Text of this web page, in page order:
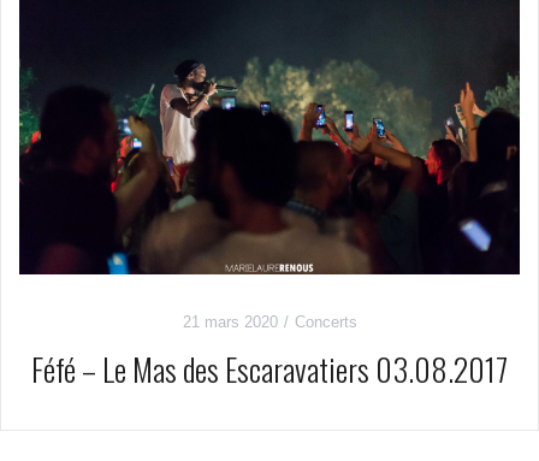
21 mars 2020 Concerts
Féfé – Le Mas des Escaravatiers 03.08.2017